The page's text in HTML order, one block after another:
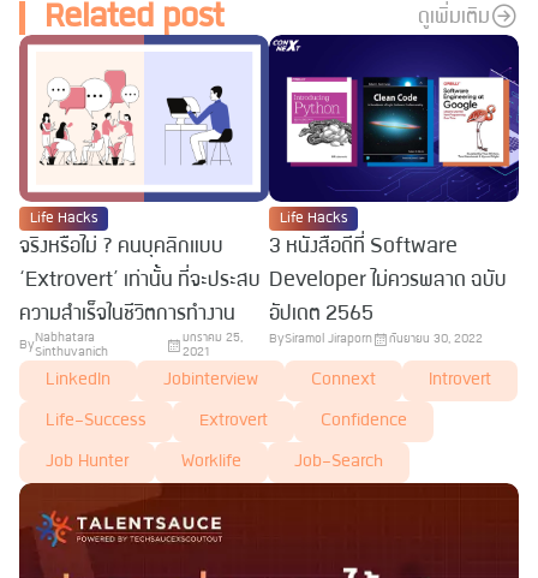
Related post ดูเพิ่มเติม
Life Hacks
จริงหรือไม่ ? คนบุคลิกแบบ
‘Extrovert’ เท่านั้น ที่จะประสบ
ความสำเร็จในชีวิตการทำงาน
By
Nabhatara
Sinthuvanich
มกราคม 25,
2021
Life Hacks
3 หนังสือดีที่ Software
Developer ไม่ควรพลาด ฉบับ
อัปเดต 2565
BySiramol Jiraporn กันยายน 30, 2022
LinkedIn Jobinterview Connext Introvert
Life-Success Extrovert Confidence
Job Hunter Worklife Job-Search